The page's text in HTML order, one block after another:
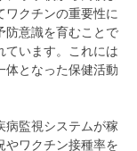
ワクチンの重要性に
防意識を育むことで
ています。これには
体となった保健活動
病監視システムが稼
やワクチン接種率を